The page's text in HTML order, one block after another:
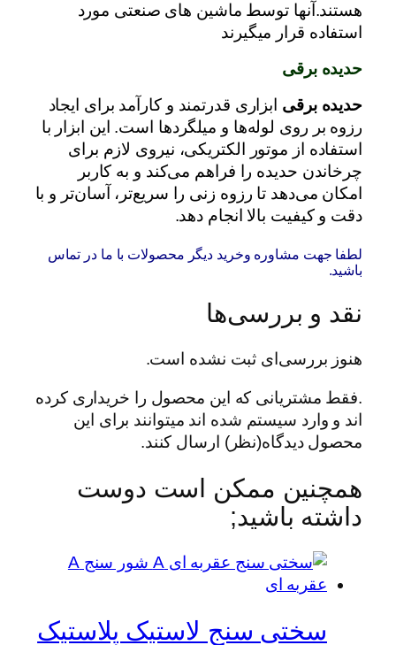
هستند.آنها توسط ماشین های صنعتی مورد
استفاده قرار میگیرند
حدیده برقی
حدیده برقی ابزاری قدرتمند و کارآمد برای ایجاد
رزوه بر روی لوله‌ها و میلگردها است. این ابزار با
استفاده از موتور الکتریکی، نیروی لازم برای
چرخاندن حدیده را فراهم می‌کند و به کاربر
امکان می‌دهد تا رزوه زنی را سریع‌تر، آسان‌تر و با
دقت و کیفیت بالا انجام دهد.
لطفا جهت مشاوره وخرید دیگر محصولات با ما در تماس
باشید.
نقد و بررسی‌ها
هنوز بررسی‌ای ثبت نشده است.
.فقط مشتریانی که این محصول را خریداری کرده
اند و وارد سیستم شده اند میتوانند برای این
محصول دیدگاه(نظر) ارسال کنند.
همچنین ممکن است دوست
داشته باشید;
سختی سنج لاستیک پلاستیک